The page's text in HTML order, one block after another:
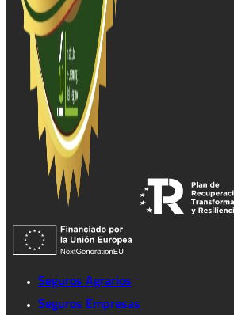
Seguros Agrarios
Seguros Empresas